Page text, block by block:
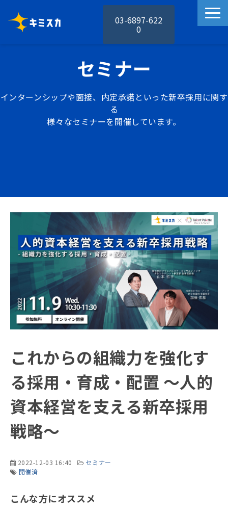
03-6897-622
0
キミスカの機能
料金プラン
お役立ち資料
セミナー
インターンシップや面接、内定承諾といった新卒採用に関す
る
様々なセミナーを開催しています。
これからの組織力を強化す
る採用・育成・配置 ～人的
資本経営を支える新卒採用
戦略～
2022-12-03 16:40
セミナー
開催済
こんな方にオススメ